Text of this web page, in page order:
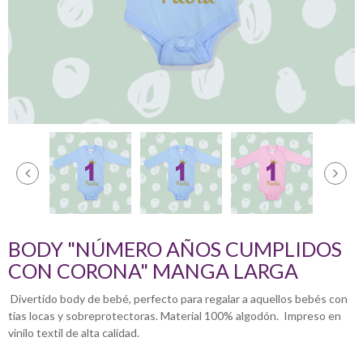
BODY "NÚMERO AÑOS CUMPLIDOS
CON CORONA" MANGA LARGA
Divertido body de bebé, perfecto para regalar a aquellos bebés con
tias locas y sobreprotectoras. Material 100% algodón. Impreso en
vinilo textil de alta calidad.